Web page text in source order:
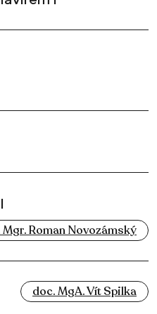
Mgr. Roman Novozámský
doc. MgA. Vít Spilka